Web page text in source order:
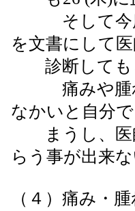
そして今度
を文書にして
診断しても
痛みや腫れ
なかいと自分
まうし、医
らう事が出来な
（４）痛み・